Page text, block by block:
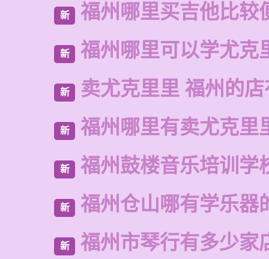
新 福州哪里买吉他比较
新 福州哪里可以学尤克
新 卖尤克里里 福州的
新 福州哪里有卖尤克里
新 福州鼓楼音乐培训学
新 福州仓山哪有学乐器
新 福州市琴行有多少家